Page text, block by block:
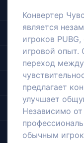
Конвертер
является
игроков
игровой опыт.
переход
предлагает
улучшает
Независимо
обычным